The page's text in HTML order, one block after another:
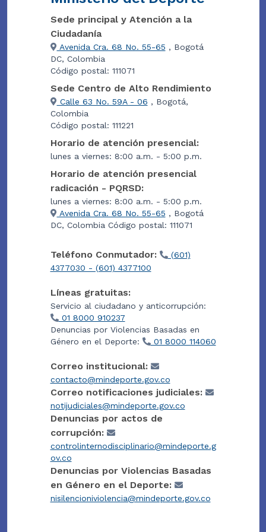
Sede principal y Atención a la
Ciudadanía
Avenida Cra. 68 No. 55-65 , Bogotá
DC, Colombia
Código postal: 111071
Sede Centro de Alto Rendimiento
Calle 63 No. 59A - 06 , Bogotá,
Colombia
Código postal: 111221
Horario de atención presencial:
lunes a viernes: 8:00 a.m. - 5:00 p.m.
Horario de atención presencial
radicación - PQRSD:
lunes a viernes: 8:00 a.m. - 5:00 p.m.
Avenida Cra. 68 No. 55-65 , Bogotá
DC, Colombia Código postal: 111071
Teléfono Conmutador:
(601)
4377030 - (601) 4377100
Líneas gratuitas:
Servicio al ciudadano y anticorrupción:
01 8000 910237
Denuncias por Violencias Basadas en
Género en el Deporte:
01 8000 114060
Correo institucional:
contacto@mindeporte.gov.co
Correo notificaciones judiciales:
notijudiciales@mindeporte.gov.co
Denuncias por actos de
corrupción:
controlinternodisciplinario@mindeporte.g
ov.co
Denuncias por Violencias Basadas
en Género en el Deporte:
nisilencioniviolencia@mindeporte.gov.co